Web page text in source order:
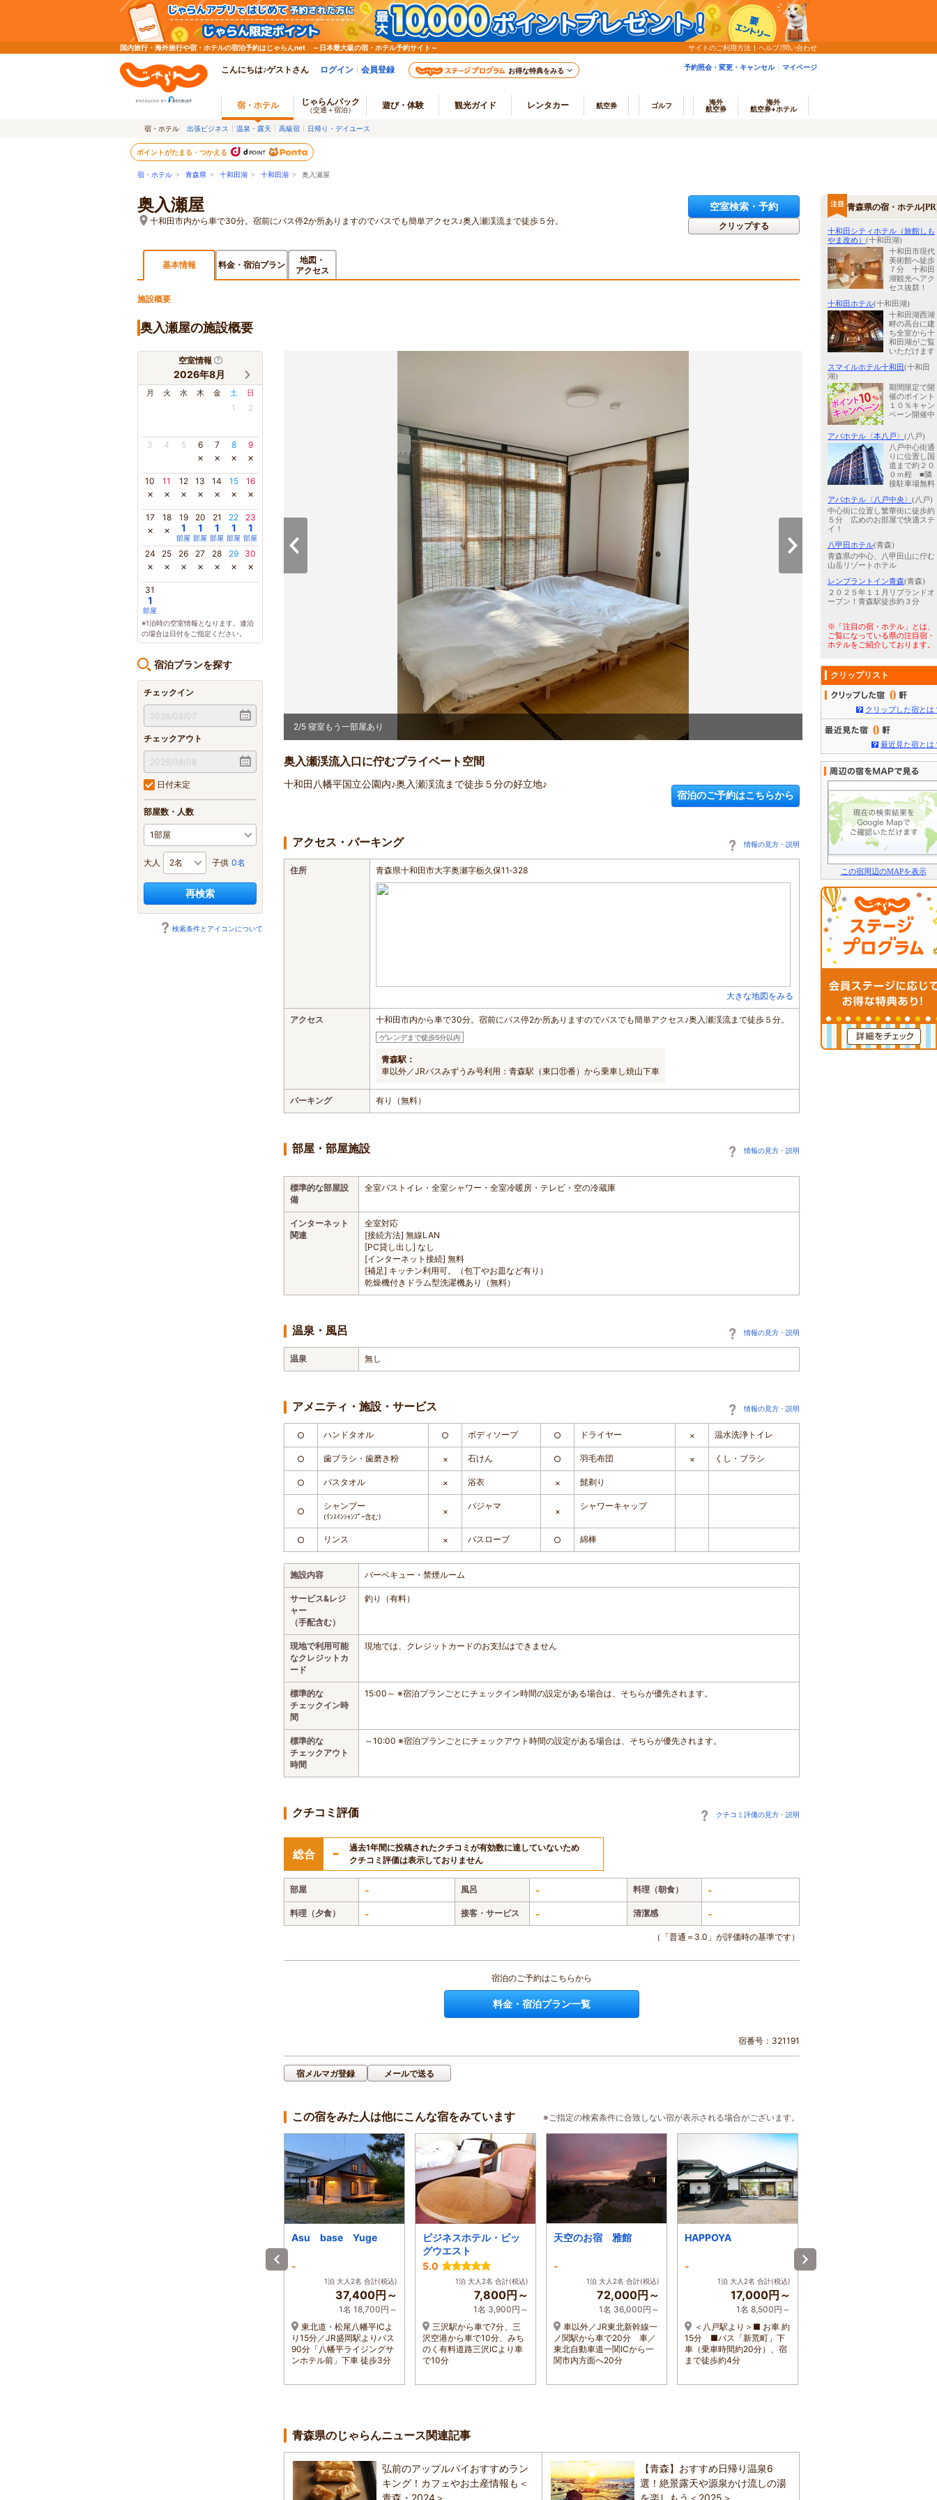
国内旅行・海外旅行や宿・ホテルの宿泊予約はじゃらんnet ～日本最大級の宿・ホテル予約サイト～ サイトのご利用方法 ヘルプ/問い合わせ
こんにちは♪ゲストさん ログイン 会員登録 お得な特典をみる 予約照会・変更・キャンセル マイページ
宿・ホテル じゃらんパック
（交通＋宿泊） 遊び・体験 観光ガイド レンタカー 航空券 ゴルフ
海外
航空券
海外
航空券+ホテル
宿・ホテル 出張ビジネス 温泉・露天 高級宿 日帰り・デイユース
ポイントがたまる・つかえる
宿・ホテル > 青森県 > 十和田湖 > 十和田湖 > 奥入瀬屋
奥入瀬屋
十和田市内から車で30分。宿前にバス停2か所ありますのでバスでも簡単アクセス♪奥入瀬渓流まで徒歩５分。
空室検索・予約
クリップする
基本情報 料金・宿泊プラン
地図・
アクセス
施設概要
奥入瀬屋の施設概要
空室情報
2026年8月
月 火 水 木 金 土 日
1 2
3 4 5 6
×
7
×
8
×
9
×
10
×
11
×
12
×
13
×
14
×
15
×
16
×
17
×
18
×
19
1
部屋
20
1
部屋
21
1
部屋
22
1
部屋
23
1
部屋
24
×
25
×
26
×
27
×
28
×
29
×
30
×
31
1
部屋
※1泊時の空室情報となります。連泊
の場合は日付をご指定ください。
宿泊プランを探す
チェックイン
チェックアウト
日付未定
部屋数・人数
大人 子供 0名
再検索
検索条件とアイコンについて
2/5 寝室もう一部屋あり 5 キッチン
奥入瀬渓流入口に佇むプライベート空間
十和田八幡平国立公園内♪奥入瀬渓流まで徒歩５分の好立地♪
宿泊のご予約はこちらから
アクセス・パーキング 情報の見方・説明
住所 青森県十和田市大字奥瀬字栃久保11‐328
大きな地図をみる
アクセス 十和田市内から車で30分。宿前にバス停2か所ありますのでバスでも簡単アクセス♪奥入瀬渓流まで徒歩５分。
ゲレンデまで徒歩5分以内
青森駅：
車以外／JRバスみずうみ号利用：青森駅（東口⑪番）から乗車し焼山下車
パーキング 有り（無料）
部屋・部屋施設 情報の見方・説明
標準的な部屋設
備
全室バストイレ・全室シャワー・全室冷暖房・テレビ・空の冷蔵庫
インターネット
関連
全室対応
[接続方法] 無線LAN
[PC貸し出し] なし
[インターネット接続] 無料
[補足] キッチン利用可。（包丁やお皿など有り）
乾燥機付きドラム型洗濯機あり（無料）
温泉・風呂 情報の見方・説明
温泉 無し
アメニティ・施設・サービス 情報の見方・説明
○ ハンドタオル ○ ボディソープ ○ ドライヤー × 温水洗浄トイレ
○ 歯ブラシ・歯磨き粉 × 石けん ○ 羽毛布団 × くし・ブラシ
○ バスタオル × 浴衣 × 髭剃り
○
シャンプー
(ﾘﾝｽｲﾝｼｬﾝﾌﾟｰ含む) ×
パジャマ
×
シャワーキャップ
○ リンス × バスローブ ○ 綿棒
施設内容 バーベキュー・禁煙ルーム
サービス&レジ
ャー
（手配含む）
釣り（有料）
現地で利用可能
なクレジットカ
ード
現地では、クレジットカードのお支払はできません
標準的な
チェックイン時
間
15:00～ ※宿泊プランごとにチェックイン時間の設定がある場合は、そちらが優先されます。
標準的な
チェックアウト
時間
～10:00 ※宿泊プランごとにチェックアウト時間の設定がある場合は、そちらが優先されます。
クチコミ評価 クチコミ評価の見方・説明
総合 -
過去1年間に投稿されたクチコミが有効数に達していないため
クチコミ評価は表示しておりません
部屋 - 風呂 - 料理（朝食） -
料理（夕食） - 接客・サービス - 清潔感 -
（「普通＝3.0」が評価時の基準です）
宿泊のご予約はこちらから
料金・宿泊プラン一覧
宿番号：321191
宿メルマガ登録 メールで送る
この宿をみた人は他にこんな宿をみています ※ご指定の検索条件に合致しない宿が表示される場合がございます。
Asu base Yuge
-
1泊 大人2名 合計(税込)
37,400円～
1名 18,700円～
東北道・松尾八幡平ICよ
り15分／JR盛岡駅よりバス
90分「八幡平ライジングサ
ンホテル前」下車 徒歩3分
ビジネスホテル・ビッ
グウエスト
5.0
1泊 大人2名 合計(税込)
7,800円～
1名 3,900円～
三沢駅から車で7分、三
沢空港から車で10分、みち
のく有料道路三沢ICより車
で10分
天空のお宿 雅館
-
1泊 大人2名 合計(税込)
72,000円～
1名 36,000円～
車以外／JR東北新幹線一
ノ関駅から車で20分 車／
東北自動車道一関ICから一
関市内方面へ20分
HAPPOYA
-
1泊 大人2名 合計(税込)
17,000円～
1名 8,500円～
＜八戸駅より＞■ お車 約
15分 ■バス「新荒町」下
車（乗車時間約20分）、宿
まで徒歩約4分
4.2
青森県のじゃらんニュース関連記事
弘前のアップルパイおすすめラン
キング！カフェやお土産情報も＜
【青森】おすすめ日帰り温泉6
選！絶景露天や源泉かけ流しの湯
青森県の宿・ホテル
十和田シティホテル（旅館しも
やま改め） (十和田湖)
十和田市現代
美術館へ徒歩
７分 十和田
湖観光へアク
セス抜群！
十和田ホテル(十和田湖)
十和田湖西湖
畔の高台に建
ち全室から十
和田湖がご覧
いただけます
スマイルホテル十和田(十和田
湖)
期間限定で開
催のポイント
１０％キャン
ペーン開催中
アパホテル〈本八戸〉 (八戸)
八戸中心街通
りに位置し国
道まで約２０
０ｍ程 ■隣
接駐車場無料
アパホテル〈八戸中央〉 (八戸)
中心街に位置し繁華街に徒歩約
５分 広めのお部屋で快適ステ
イ！
八甲田ホテル(青森)
青森県の中心、八甲田山に佇む
山岳リゾートホテル
レンブラントイン青森(青森)
２０２５年１１月リブランドオ
ープン！青森駅徒歩約３分
※「注目の宿・ホテル」とは、
ご覧になっている県の注目宿・
ホテルをご紹介しております。
クリップリスト
0
クリップした宿とは
0
最近見た宿とは
この宿周辺のMAPを表示